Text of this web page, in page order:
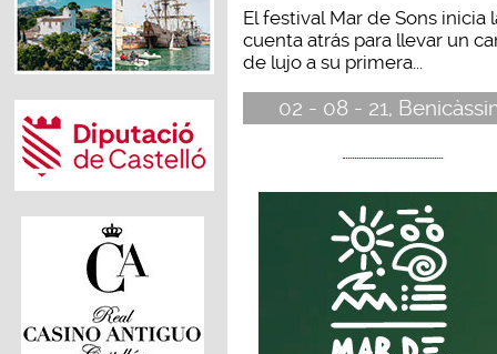
El festival Mar de Sons inicia
cuenta atrás para llevar un
de lujo a su primera...
02 - 08 - 21,